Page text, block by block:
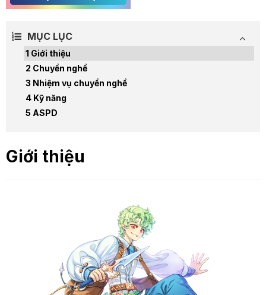
MỤC LỤC
Giới thiệu
Chuyển nghề
Nhiệm vụ chuyển nghề
Kỹ năng
ASPD
Giới thiệu